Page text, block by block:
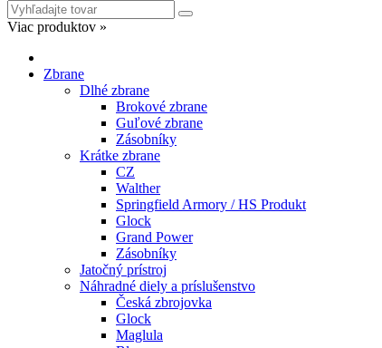
Viac produktov »
Zbrane
Dlhé zbrane
Brokové zbrane
Guľové zbrane
Zásobníky
Krátke zbrane
CZ
Walther
Springfield Armory / HS Produkt
Glock
Grand Power
Zásobníky
Jatočný prístroj
Náhradné diely a príslušenstvo
Česká zbrojovka
Glock
Maglula